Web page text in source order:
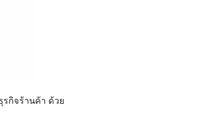
กิจร้านค้า ด้วย